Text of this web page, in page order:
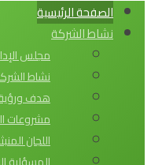
الصفحة الرئيسية
نشاط الشركة
مجلس
نشاط
هدف
مشروعات
اللجان